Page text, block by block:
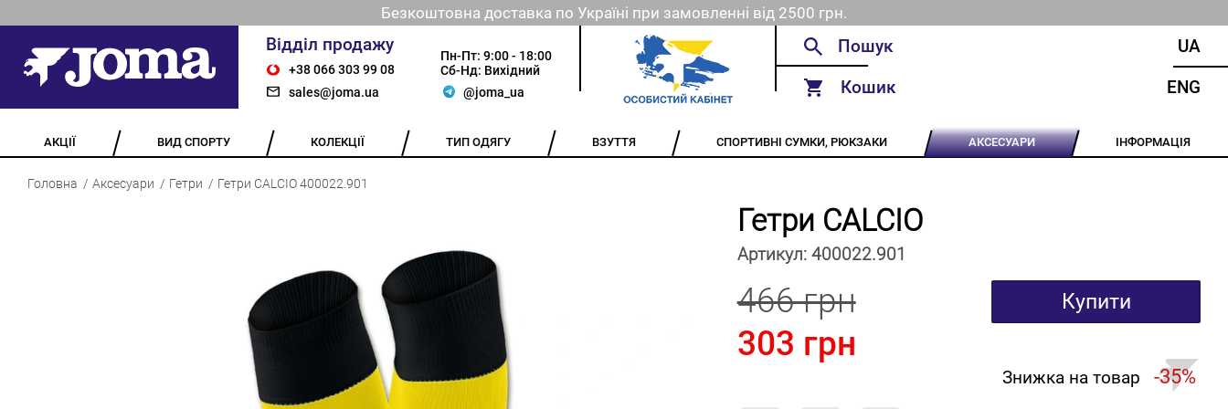
Безкоштовна доставка по Україні при замовленні від 2500 грн.
Відділ продажу
+38 066 303 99 08
sales@joma.ua
Пн-Пт: 9:00 - 18:00
Сб-Нд: Вихідний
@joma_ua
Кошик
UA
ENG
АКЦІЇ ВИД СПОРТУ КОЛЕКЦІЇ ТИП ОДЯГУ ВЗУТТЯ СПОРТИВНІ СУМКИ, РЮКЗАКИ АКСЕСУАРИ ІНФОРМАЦІЯ
Головна Аксесуари Гетри Гетри CALCIO 400022.901
Гетри CALCIO
Артикул: 400022.901
466 грн
303 грн
Купити
Знижка на товар -35%